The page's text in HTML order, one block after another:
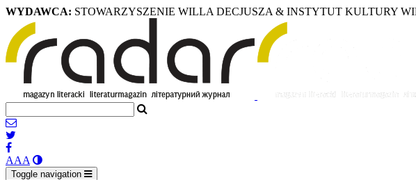
WYDAWCA: STOWARZYSZENIE WILLA DECJUSZA & INSTYTUT KULTURY
AAA
Toggle navigation